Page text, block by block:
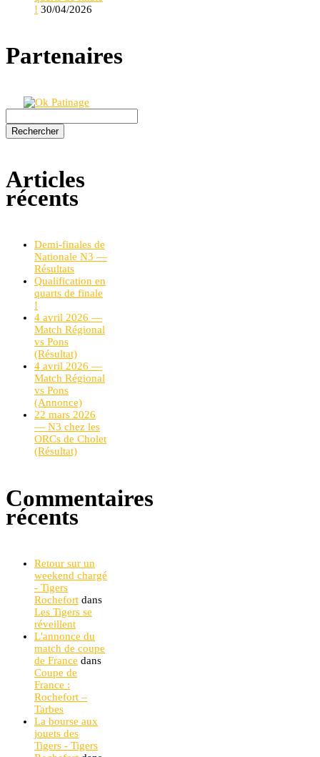
! 30/04/2026
Partenaires
Articles
récents
Demi-finales de
Nationale N3 —
Résultats
Qualification en
quarts de finale
!
4 avril 2026 —
Match Régional
vs Pons
(Résultat)
4 avril 2026 —
Match Régional
vs Pons
(Annonce)
22 mars 2026
— N3 chez les
ORCs de Cholet
(Résultat)
Commentaires
récents
Retour sur un
weekend chargé
- Tigers
Rochefort dans
Les Tigers se
réveillent
L'annonce du
match de coupe
de France dans
Coupe de
France :
Rochefort –
Tarbes
La bourse aux
jouets des
Tigers - Tigers